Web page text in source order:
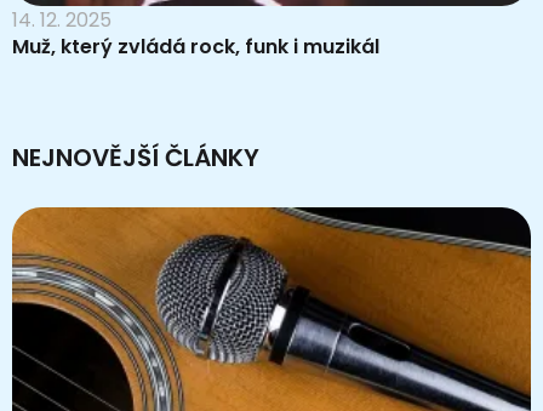
14. 12. 2025
Muž, který zvládá rock, funk i muzikál
NEJNOVĚJŠÍ ČLÁNKY